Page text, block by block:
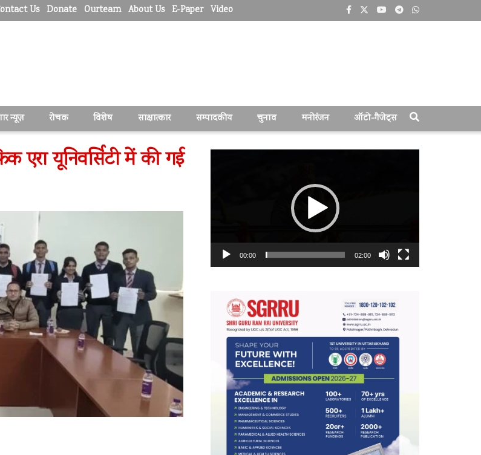
Us Donate Ourteam About Us E-Paper Video
न्यूज़ रोचक विशेष साक्षात्कार सम्पादकीय चुनाव मनोरंजन ऑटो-गैजेट्स
एरा यूनिवर्सिटी में की गई
00:00 02:00